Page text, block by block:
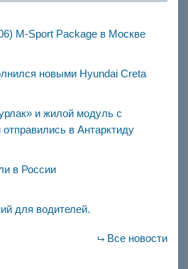
M-Sport Package в Москве
новыми Hyundai Creta
и жилой модуль с
в Антарктиду
в России
для водителей.
Все новости